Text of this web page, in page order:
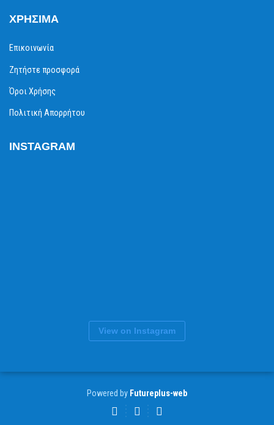
ΧΡΉΣΙΜΑ
Επικοινωνία
Ζητήστε προσφορά
Όροι Χρήσης
Πολιτική Απορρήτου
INSTAGRAM
View on Instagram
Powered by Futureplus-web